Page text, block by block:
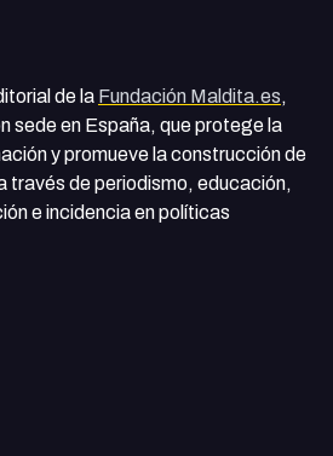
de la Fundación Maldita.es,
sede en España, que protege la
y promueve la construcción de
través de periodismo, educación,
e incidencia en políticas